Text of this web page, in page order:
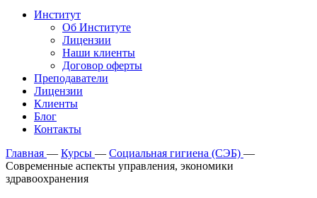
Институт
Об Институте
Лицензии
Наши клиенты
Договор оферты
Преподаватели
Лицензии
Клиенты
Блог
Контакты
Главная — Курсы — Социальная гигиена (СЭБ) —
Современные аспекты управления, экономики
здравоохранения